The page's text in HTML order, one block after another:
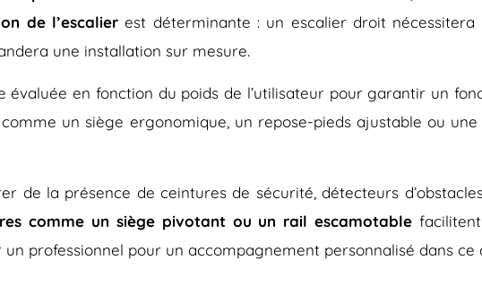
de l’escalier est déterminante : un escalier droit nécessitera
une installation sur mesure.
évaluée en fonction du poids de l’utilisateur pour garantir un
un siège ergonomique, un repose-pieds ajustable ou
de la présence de ceintures de sécurité, détecteurs
comme un siège pivotant ou un rail escamotable
professionnel pour un accompagnement personnalisé dans ce